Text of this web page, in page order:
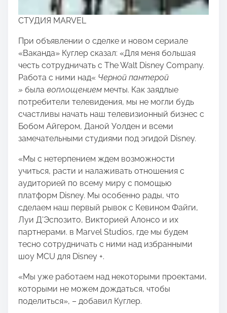
СТУДИЯ MARVEL
При объявлении о сделке и новом сериале
«Ваканда» Куглер сказал: «Для меня большая
честь сотрудничать с The Walt Disney Company.
Работа с ними над« Черной пантерой
» была воплощением мечты. Как заядлые
потребители телевидения, мы не могли будь
счастливы начать наш телевизионный бизнес с
Бобом Айгером, Даной Уолден и всеми
замечательными студиями под эгидой Disney.
«Мы с нетерпением ждем возможности
учиться, расти и налаживать отношения с
аудиторией по всему миру с помощью
платформ Disney. Мы особенно рады, что
сделаем наш первый рывок с Кевином Файги,
Луи Д’Эспозито, Викторией Алонсо и их
партнерами. в Marvel Studios, где мы будем
тесно сотрудничать с ними над избранными
шоу MCU для Disney +.
«Мы уже работаем над некоторыми проектами,
которыми не можем дождаться, чтобы
поделиться», – добавил Куглер.